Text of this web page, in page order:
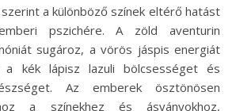
a különböző színek eltérő hatást
pszichére. A zöld aventurin
sugároz, a vörös jáspis energiát
kék lápisz lazuli bölcsességet és
Az emberek ösztönösen
a színekhez és ásványokhoz,